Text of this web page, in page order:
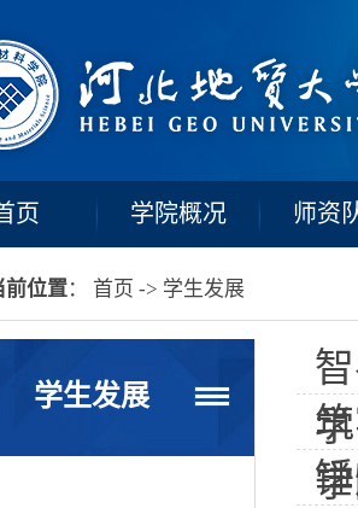
页 学院概况 师资
前位置： 首页 -> 学生发展
学生发展